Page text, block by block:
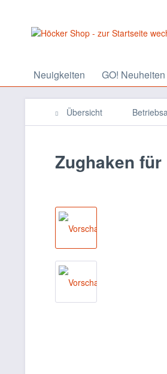
Neuigkeiten GO! Neuheiten
Übersicht
Zughaken